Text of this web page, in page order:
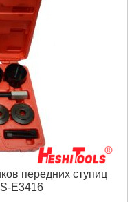
передних ступиц
E3416